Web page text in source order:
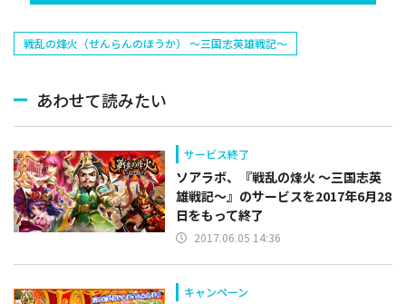
捕手)など
戦乱の烽火（せんらんのほうか） ～三国志英雄戦記～
あわせて読みたい
サービス終了
ソアラボ、『戦乱の烽火 ～三国志英
雄戦記～』のサービスを2017年6月28
日をもって終了
2017.06.05 14:36
キャンペーン